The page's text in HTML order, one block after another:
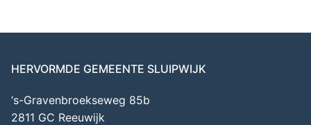
HERVORMDE GEMEENTE SLUIPWIJK
‘s-Gravenbroekseweg 85b
2811 GC Reeuwijk